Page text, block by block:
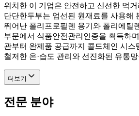
위치한 이 기업은 안전하고 신선한 먹
단단한두부는 엄선된 원재료를 사용해
뛰어난 폴리프로필렌 용기와 폴리에틸
부문에서 식품안전관리인증을 획득하
관부터 완제품 공급까지 콜드체인 시
철저한 온·습도 관리와 선진화된 유통
더보기
전문 분야